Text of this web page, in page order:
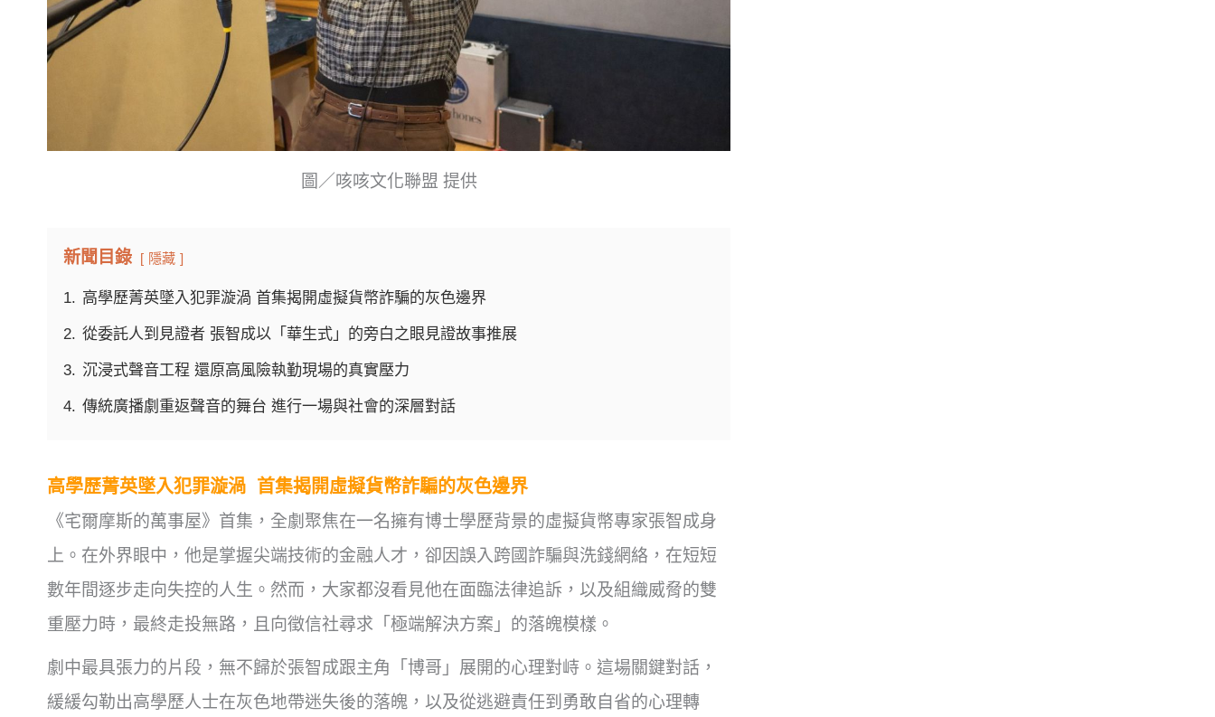
圖／咳咳文化聯盟 提供
新聞目錄 隱藏
1. 高學歷菁英墜入犯罪漩渦 首集揭開虛擬貨幣詐騙的灰色邊界
2. 從委託人到見證者 張智成以「華生式」的旁白之眼見證故事推展
3. 沉浸式聲音工程 還原高風險執勤現場的真實壓力
4. 傳統廣播劇重返聲音的舞台 進行一場與社會的深層對話
高學歷菁英墜入犯罪漩渦 首集揭開虛擬貨幣詐騙的灰色邊界
《宅爾摩斯的萬事屋》首集，全劇聚焦在一名擁有博士學歷背景的虛擬貨幣專家張智成身
上。在外界眼中，他是掌握尖端技術的金融人才，卻因誤入跨國詐騙與洗錢網絡，在短短
數年間逐步走向失控的人生。然而，大家都沒看見他在面臨法律追訴，以及組織威脅的雙
重壓力時，最終走投無路，且向徵信社尋求「極端解決方案」的落魄模樣。
劇中最具張力的片段，無不歸於張智成跟主角「博哥」展開的心理對峙。這場關鍵對話，
緩緩勾勒出高學歷人士在灰色地帶迷失後的落魄，以及從逃避責任到勇敢自省的心理轉